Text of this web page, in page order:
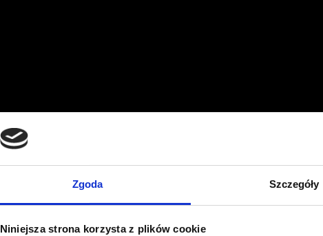
Zgoda Szczegóły
Niniejsza strona korzysta z plików cookie